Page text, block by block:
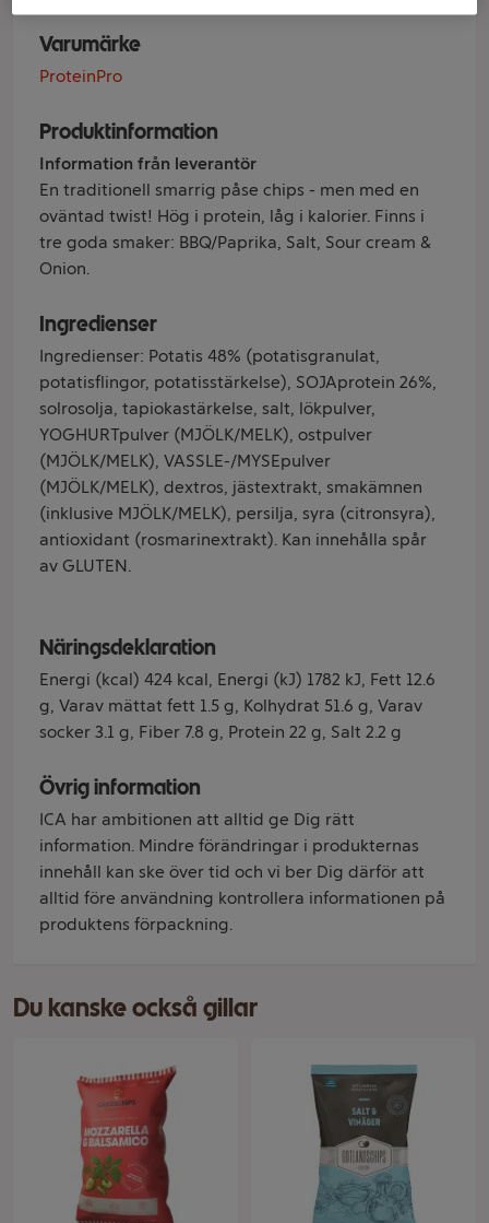
Varumärke
ProteinPro
Produktinformation
Information från leverantör
En traditionell smarrig påse chips - men med en
oväntad twist! Hög i protein, låg i kalorier. Finns i
tre goda smaker: BBQ/Paprika, Salt, Sour cream &
Onion.
Ingredienser
Ingredienser: Potatis 48% (potatisgranulat,
potatisflingor, potatisstärkelse), SOJAprotein 26%,
solrosolja, tapiokastärkelse, salt, lökpulver,
YOGHURTpulver (MJÖLK/MELK), ostpulver
(MJÖLK/MELK), VASSLE-/MYSEpulver
(MJÖLK/MELK), dextros, jästextrakt, smakämnen
(inklusive MJÖLK/MELK), persilja, syra (citronsyra),
antioxidant (rosmarinextrakt). Kan innehålla spår
av GLUTEN.
Näringsdeklaration
Energi (kcal) 424 kcal, Energi (kJ) 1782 kJ, Fett 12.6
g, Varav mättat fett 1.5 g, Kolhydrat 51.6 g, Varav
socker 3.1 g, Fiber 7.8 g, Protein 22 g, Salt 2.2 g
Övrig information
ICA har ambitionen att alltid ge Dig rätt
information. Mindre förändringar i produkternas
innehåll kan ske över tid och vi ber Dig därför att
alltid före användning kontrollera informationen på
produktens förpackning.
Du kanske också gillar